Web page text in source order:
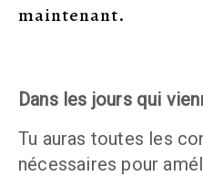
maintenant.
Dans les jours qui
Tu auras toutes les
nécessaires pour